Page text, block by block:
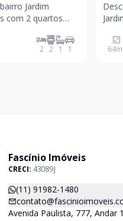
Jardim
com 2 quartos
e
farmácia,
2 2 1 1 64
Fascínio Imóveis
CRECI: 43089J
(11) 91982-1480
Avenida Paulista, 777, Andar